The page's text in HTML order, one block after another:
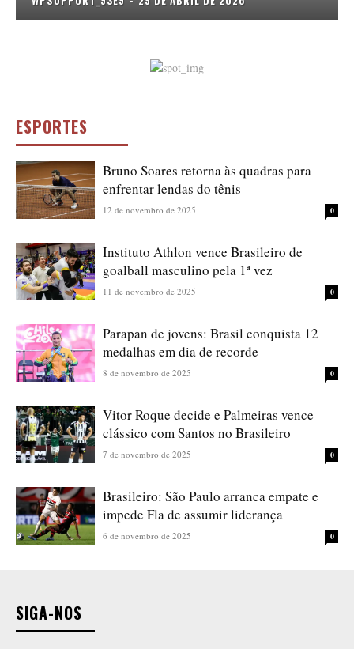
ESPORTES
Bruno Soares retorna às quadras para
enfrentar lendas do tênis
12 de novembro de 2025 0
Instituto Athlon vence Brasileiro de
goalball masculino pela 1ª vez
11 de novembro de 2025 0
Parapan de jovens: Brasil conquista 12
medalhas em dia de recorde
8 de novembro de 2025 0
Vitor Roque decide e Palmeiras vence
clássico com Santos no Brasileiro
7 de novembro de 2025 0
Brasileiro: São Paulo arranca empate e
impede Fla de assumir liderança
6 de novembro de 2025 0
SIGA-NOS